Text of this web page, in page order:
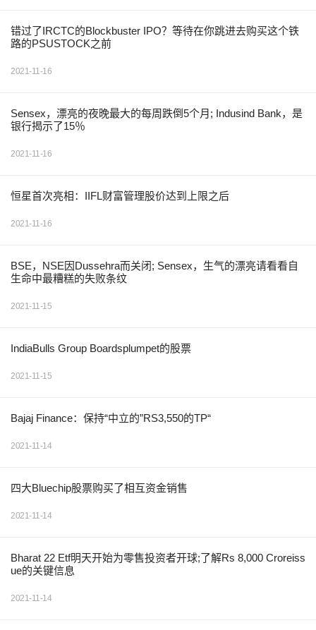
错过了IRCTC的Blockbuster IPO？等待在你跳进去购买这个铁
路的PSUSTOCK之前
2021-11-16
Sensex，漂亮的夜晚最大的每周跌倒5个月; Indusind Bank，是
银行揭示了15％
2021-11-16
恒星首次亮相：IIFL财富管理股价达到上限之后
2021-11-16
BSE，NSE因Dussehra而关闭; Sensex，生气的漂亮请看看自
生命中最糟糕的失败条纹
2021-11-15
IndiaBulls Group Boardsplumpet的股票
2021-11-15
Bajaj Finance：保持“中立的”RS3,550的TP“
2021-11-14
四大Bluechip股票购买了相互资金销售
2021-11-14
Bharat 22 Etf明天开始为零售投资者开球;了解Rs 8,000 Croreiss
ue的关键信息
2021-11-14